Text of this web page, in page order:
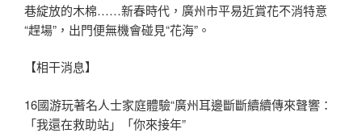
巷綻放的木棉……新春時代，廣州市平易近賞花不消特意
“趕場”，出門便無機會碰見“花海”。
【相干消息】
16國游玩著名人士家庭體驗“廣州耳邊斷斷續續傳來聲響：
「我還在救助站」「你來接年”